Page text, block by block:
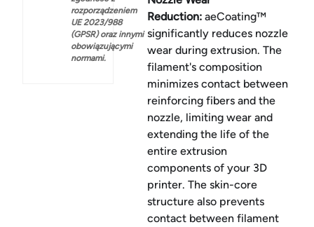
rozporządzeniem
UE 2023/988
(GPSR) oraz innymi
obowiązującymi
normami.
Reduction:aeCoating™
significantly reduces nozzle
wear during extrusion. The
filament's composition
minimizes contact between
reinforcing fibers and the
nozzle, limiting wear and
extending the life of the
entire extrusion
components of your 3D
printer. The skin-core
structure also prevents
contact between filament